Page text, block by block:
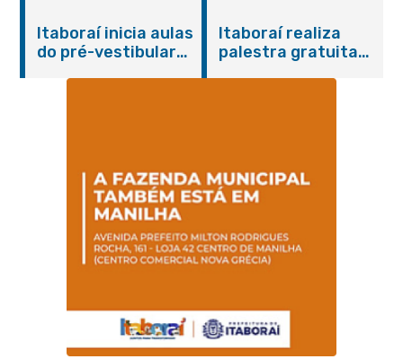
sexta-feira (07/08)
primeiros socorros
em Itaboraí
Itaboraí inicia aulas
do pré-vestibular
Itaboraí realiza
palestra gratuita